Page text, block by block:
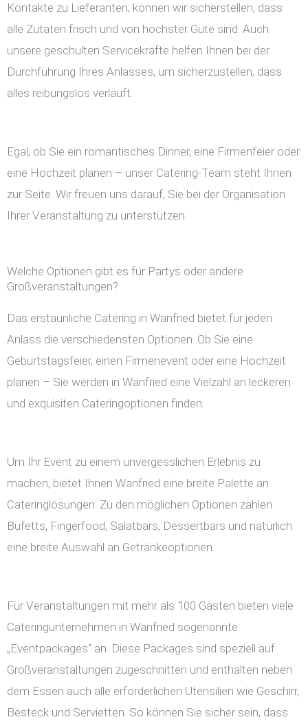
Kontakte zu Lieferanten, können wir sicherstellen, dass
alle Zutaten frisch und von höchster Güte sind. Auch
unsere geschulten Servicekräfte helfen Ihnen bei der
Durchführung Ihres Anlasses, um sicherzustellen, dass
alles reibungslos verläuft.
Egal, ob Sie ein romantisches Dinner, eine Firmenfeier oder
eine Hochzeit planen – unser Catering-Team steht Ihnen
zur Seite. Wir freuen uns darauf, Sie bei der Organisation
Ihrer Veranstaltung zu unterstützen.
Welche Optionen gibt es für Partys oder andere
Großveranstaltungen?
Das erstaunliche Catering in Wanfried bietet für jeden
Anlass die verschiedensten Optionen. Ob Sie eine
Geburtstagsfeier, einen Firmenevent oder eine Hochzeit
planen – Sie werden in Wanfried eine Vielzahl an leckeren
und exquisiten Cateringoptionen finden.
Um Ihr Event zu einem unvergesslichen Erlebnis zu
machen, bietet Ihnen Wanfried eine breite Palette an
Cateringlösungen. Zu den möglichen Optionen zählen
Büfetts, Fingerfood, Salatbars, Dessertbars und natürlich
eine breite Auswahl an Getränkeoptionen.
Für Veranstaltungen mit mehr als 100 Gästen bieten viele
Cateringunternehmen in Wanfried sogenannte
„Eventpackages“ an. Diese Packages sind speziell auf
Großveranstaltungen zugeschnitten und enthalten neben
dem Essen auch alle erforderlichen Utensilien wie Geschirr,
Besteck und Servietten. So können Sie sicher sein, dass